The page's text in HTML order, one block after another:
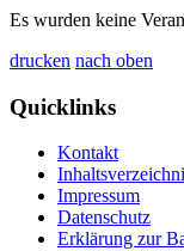
Es wurden keine
drucken nach oben
Quicklinks
Kontakt
Impressum
Datenschutz
Erklärung zur